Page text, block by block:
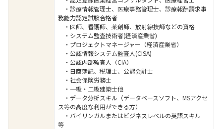
・診療情報管理士、医療事務管理士、診療報酬請求事
務能力認定試験合格者
・医師、看護師、薬剤師、放射線技師などの資格
・システム監査技術者(経済産業省)
・プロジェクトマネージャー（経済産業省）
・公認情報システム監査人(CISA)
・公認内部監査人（CIA）
・日商簿記、税理士、公認会計士
・社会保険労務士
・一級・二級建築士他
・データ分析スキル（データベースソフト、MSアクセ
ス等の高度な利用ができる方）
・バイリンガルまたはビジネスレベルの英語スキル
等